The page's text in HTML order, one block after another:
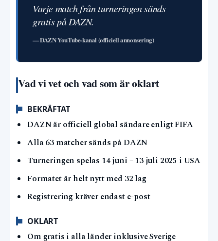
Varje match från turneringen sänds
gratis på DAZN.
— DAZN YouTube-kanal (officiell annonsering)
Vad vi vet och vad som är oklart
BEKRÄFTAT
DAZN är officiell global sändare enligt FIFA
Alla 63 matcher sänds på DAZN
Turneringen spelas 14 juni – 13 juli 2025 i USA
Formatet är helt nytt med 32 lag
Registrering kräver endast e-post
OKLART
Om gratis i alla länder inklusive Sverige